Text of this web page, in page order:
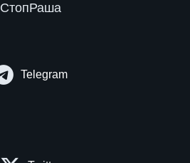
СтопРаша
Telegram